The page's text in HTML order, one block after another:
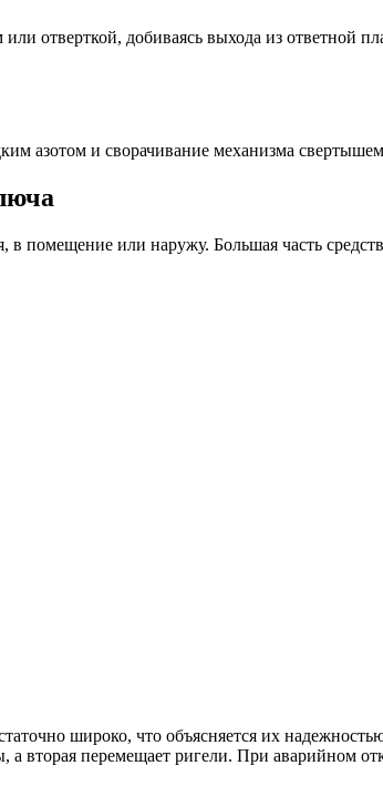
отверткой, добиваясь выхода из ответной
азотом и сворачивание механизма
помещение или наружу. Большая часть
широко, что объясняется их
вторая перемещает ригели. При аварийном